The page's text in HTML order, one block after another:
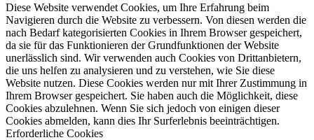
Diese Website verwendet Cookies, um Ihre Erfahrung beim
Navigieren durch die Website zu verbessern. Von diesen werden die
nach Bedarf kategorisierten Cookies in Ihrem Browser gespeichert,
da sie für das Funktionieren der Grundfunktionen der Website
unerlässlich sind. Wir verwenden auch Cookies von Drittanbietern,
die uns helfen zu analysieren und zu verstehen, wie Sie diese
Website nutzen. Diese Cookies werden nur mit Ihrer Zustimmung in
Ihrem Browser gespeichert. Sie haben auch die Möglichkeit, diese
Cookies abzulehnen. Wenn Sie sich jedoch von einigen dieser
Cookies abmelden, kann dies Ihr Surferlebnis beeinträchtigen.
Erforderliche Cookies